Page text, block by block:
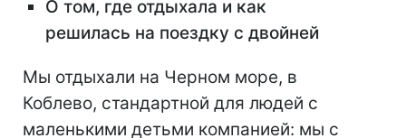
О том, где отдыхала и как
решилась на поездку с двойней
Мы отдыхали на Черном море, в
Коблево, стандартной для людей с
маленькими детьми компанией: мы с